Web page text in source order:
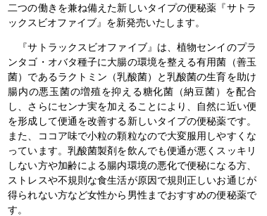
二つの働きを兼ね備えた新しいタイプの便秘薬『サトラ
ックスビオファイブ』を新発売いたします。
『サトラックスビオファイブ』は、植物センイのプラ
ンタゴ・オバタ種子に大腸の環境を整える有用菌（善玉
菌）であるラクトミン（乳酸菌）と乳酸菌の生育を助け
腸内の悪玉菌の増殖を抑える糖化菌（納豆菌）を配合
し、さらにセンナ実を加えることにより、自然に近い便
を形成して便通を改善する新しいタイプの便秘薬です。
また、ココア味で小粒の顆粒なので大変服用しやすくな
っています。乳酸菌製剤を飲んでも便通が悪くスッキリ
しない方や加齢による腸内環境の悪化で便秘になる方、
ストレスや不規則な食生活が原因で規則正しいお通じが
得られない方など女性から男性までおすすめの便秘薬で
す。